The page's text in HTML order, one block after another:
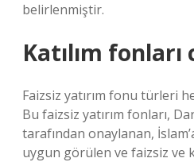
belirlenmiştir.
Katılım fonları
Faizsiz yatırım fonu türleri
Bu faizsiz yatırım fonları,
tarafından onaylanan,
uygun görülen ve faizsiz ve